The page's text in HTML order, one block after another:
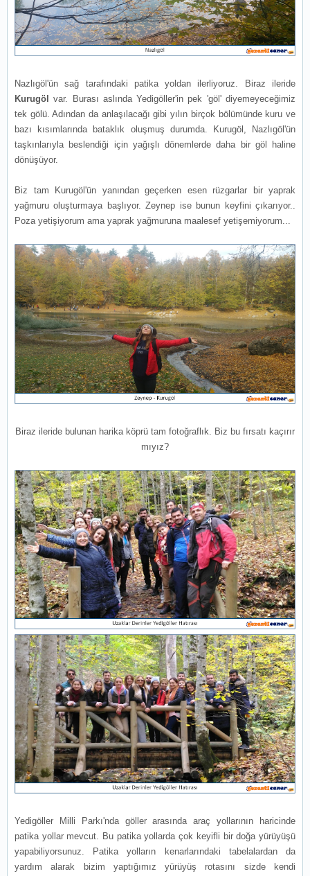
Nazlıgöl'ün sağ tarafındaki patika yoldan ilerliyoruz. Biraz ileride
Kurugölvar. Burası aslında Yedigöller'in pek 'göl' diyemeyeceğimiz
tek gölü. Adından da anlaşılacağı gibi yılın birçok bölümünde kuru ve
bazı kısımlarında bataklık oluşmuş durumda. Kurugöl, Nazlıgöl'ün
taşkınlarıyla beslendiği için yağışlı dönemlerde daha bir göl haline
dönüşüyor.
Biz tam Kurugöl'ün yanından geçerken esen rüzgarlar bir yaprak
yağmuru oluşturmaya başlıyor. Zeynep ise bunun keyfini çıkarıyor..
Poza yetişiyorum ama yaprak yağmuruna maalesef yetişemiyorum...
Biraz ileride bulunan harika köprü tam fotoğraflık. Biz bu fırsatı kaçırır
mıyız?
Yedigöller Milli Parkı'nda göller arasında araç yollarının haricinde
patika yollar mevcut. Bu patika yollarda çok keyifli bir doğa yürüyüşü
yapabiliyorsunuz. Patika yolların kenarlarındaki tabelalardan da
yardım alarak bizim yaptığımız yürüyüş rotasını sizde kendi